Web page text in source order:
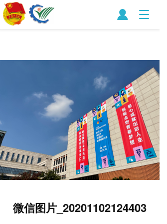
T
n
a
v
i
g
a
t
i
o
n
微信图片_20201102124403